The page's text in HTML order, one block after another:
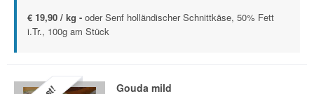
€ 19,90 / kg - oder Senf holländischer Schnittkäse, 50% Fett
i.Tr., 100g am Stück
Gouda mild